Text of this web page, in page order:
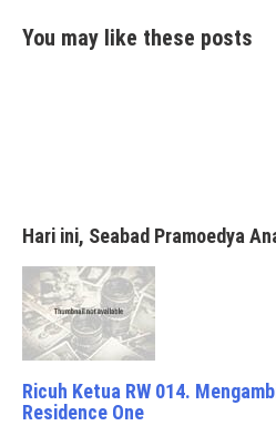
You may like these posts
Hari ini, Seabad Pramoedya
Ricuh Ketua RW 014.
Residence One